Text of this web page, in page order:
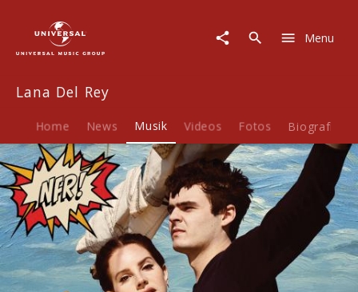
Menu
Lana Del Rey
Home News Musik Videos Fotos Biografie